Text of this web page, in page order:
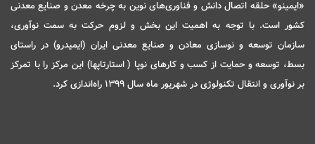
«ایمینو» حلقه اتصال دانش و فناوری‌های نوین به چرخه معدن و صنایع معدنی
کشور است. با توجه به اهمیت این بخش و لزوم حرکت به سمت نوآوری،
سازمان توسعه و نوسازی معادن و صنایع معدنی ایران (ایمیدرو) در راستای
بسط، توسعه و حمایت از کسب و کارهای نوپا ( استارتاپها) این مرکز را با تمرکز
بر نوآوری و انتقال تکنولوژی در شهریور ماه سال 1399 راه‌اندازی کرد.